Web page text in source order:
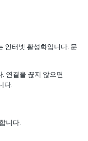
인터넷 활성화입니다. 문
연결을 끊지 않으면
다.
니다.